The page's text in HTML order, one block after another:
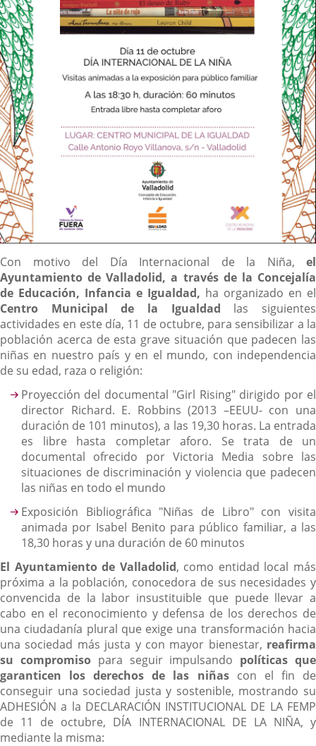
Descripción
Con motivo del Día Internacional de la Niña, el
Ayuntamiento de Valladolid, a través de la Concejalía
de Educación, Infancia e Igualdad, ha organizado en el
Centro Municipal de la Igualdad las siguientes
actividades en este día, 11 de octubre, para sensibilizar a la
población acerca de esta grave situación que padecen las
niñas en nuestro país y en el mundo, con independencia
de su edad, raza o religión:
Proyección del documental "Girl Rising" dirigido por el
director Richard. E. Robbins (2013 –EEUU- con una
duración de 101 minutos), a las 19,30 horas. La entrada
es libre hasta completar aforo. Se trata de un
documental ofrecido por Victoria Media sobre las
situaciones de discriminación y violencia que padecen
las niñas en todo el mundo
Exposición Bibliográfica "Niñas de Libro" con visita
animada por Isabel Benito para público familiar, a las
18,30 horas y una duración de 60 minutos
El Ayuntamiento de Valladolid, como entidad local más
próxima a la población, conocedora de sus necesidades y
convencida de la labor insustituible que puede llevar a
cabo en el reconocimiento y defensa de los derechos de
una ciudadanía plural que exige una transformación hacia
una sociedad más justa y con mayor bienestar, reafirma
su compromisopara seguir impulsando políticas que
garanticen los derechos de las niñascon el fin de
conseguir una sociedad justa y sostenible, mostrando su
ADHESIÓN a la DECLARACIÓN INSTITUCIONAL DE LA FEMP
de 11 de octubre, DÍA INTERNACIONAL DE LA NIÑA, y
mediante la misma: